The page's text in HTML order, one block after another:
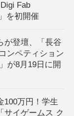
Fab
を初開催
が登壇、「長谷
ンペティション
が8月19日に開
100万円！学生
サイゲームス ク